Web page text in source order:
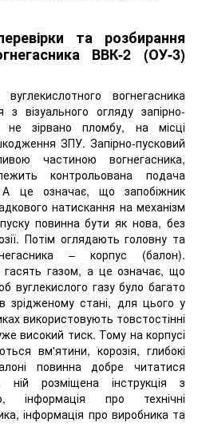
та розбирання
ВВК-2 (ОУ-3)
вогнегасника
візуального огляду запірно-
зірвано пломбу, на місці
ЗПУ. Запірно-пусковий
частиною вогнегасника,
контрольована подача
А це означає, що запобіжник
натискання на механізм
повинна бути як нова, без
Потім оглядають головну та
– корпус (балон).
гасять газом, а це означає, що
вуглекислого газу було багато
зрідженому стані, для цього у
використовують товстостінні
високий тиск. Тому на корпусі
вм'ятини, корозія, глибокі
повинна добре читатися
розміщена інструкція з
інформація про технічні
інформація про виробника та